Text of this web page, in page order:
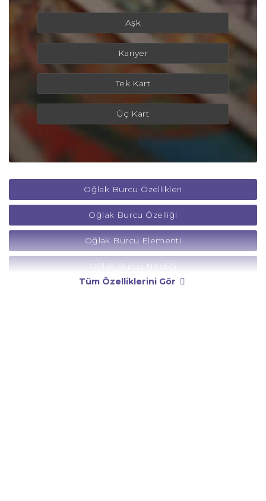
Aşk
Kariyer
Tek Kart
Üç Kart
Oğlak Burcu Özellikleri
Oğlak Burcu Özelliği
Oğlak Burcu Elementi
Oğlak Burcu Niteliği
Tüm Özelliklerini Gör